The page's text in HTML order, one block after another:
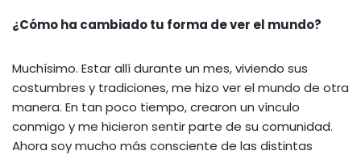
¿Cómo ha cambiado tu forma de ver el mundo?
Muchísimo. Estar allí durante un mes, viviendo sus
costumbres y tradiciones, me hizo ver el mundo de otra
manera. En tan poco tiempo, crearon un vínculo
conmigo y me hicieron sentir parte de su comunidad.
Ahora soy mucho más consciente de las distintas